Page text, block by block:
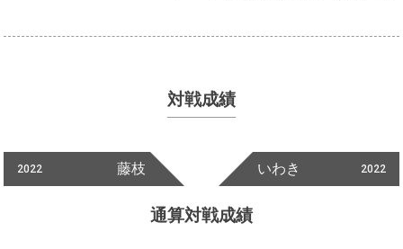
対戦成績
2022 藤枝 2022
いわき
通算対戦成績